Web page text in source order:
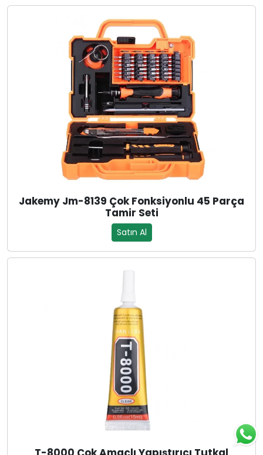
Jakemy Jm-8139 Çok Fonksiyonlu 45 Parça
Tamir Seti
Satın Al